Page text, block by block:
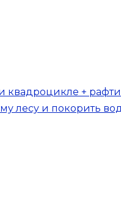
квадроцикле +
лесу и покорить